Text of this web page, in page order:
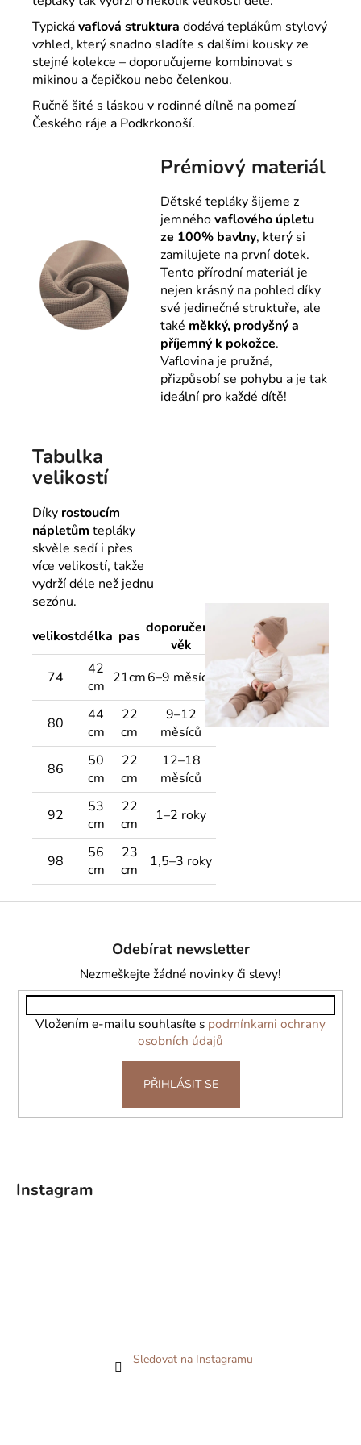
Typickávaflová struktura dodává teplákům stylový
vzhled, který snadno sladíte s dalšími kousky ze
stejné kolekce – doporučujeme kombinovat s
mikinou a čepičkou nebo čelenkou.
Ručně šité s láskou v rodinné dílně na pomezí
Českého ráje a Podkrkonoší.
Prémiový materiál
Dětské tepláky šijeme z
jemnéhovaflového úpletu
ze 100% bavlny, který si
zamilujete na první dotek.
Tento přírodní materiál je
nejen krásný na pohled díky
své jedinečné struktuře, ale
také měkký, prodyšný a
příjemný k pokožce.
Vaflovina je pružná,
přizpůsobí se pohybu a je tak
ideální pro každé dítě!
Tabulka
velikostí
Díky rostoucím
nápletům tepláky
skvěle sedí i přes
více velikostí, takže
vydrží déle než jednu
sezónu.
velikostdélka pas doporučený
věk
74
42
cm 21cm6–9 měsíců
80
44
cm
22
cm
9–12
měsíců
86
50
cm
22
cm
12–18
měsíců
92
53
cm
22
cm
1–2 roky
98
56
cm
23
cm
1,5–3 roky
Odebírat newsletter
Nezmeškejte žádné novinky či slevy!
Vložením e-mailu souhlasíte s podmínkami ochrany
osobních údajů
PŘIHLÁSIT SE
Instagram
Sledovat na Instagramu